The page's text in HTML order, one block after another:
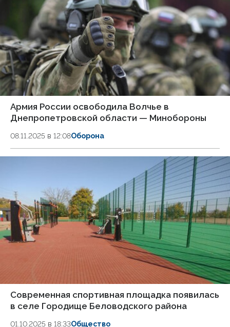
Армия России освободила Волчье в
Днепропетровской области — Минобороны
08.11.2025 в 12:08Оборона
Современная спортивная площадка появилась
в селе Городище Беловодского района
01.10.2025 в 18:33Общество